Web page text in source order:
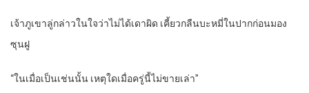
เจ้าภูเขาลู่กล่าวในใจว่าไม่ได้เดาผิด เคี้ยวกลืนบะหมี่ในปากก่อนมอง
ซุนฝู
“ในเมื่อเป็นเช่นนั้น เหตุใดเมื่อครู่นี้ไม่ขายเล่า”